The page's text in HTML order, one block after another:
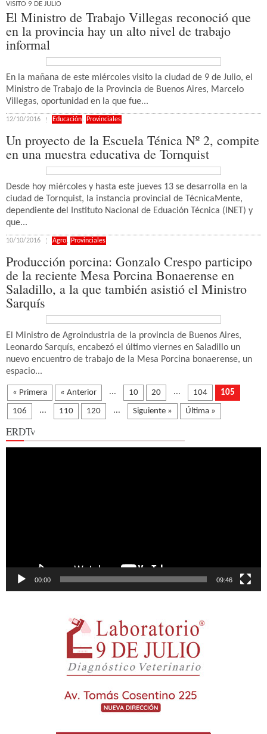
VISITO 9 DE JULIO
El Ministro de Trabajo Villegas reconoció que
en la provincia hay un alto nivel de trabajo
informal
En la mañana de este miércoles visito la ciudad de 9 de Julio, el
Ministro de Trabajo de la Provincia de Buenos Aires, Marcelo
Villegas, oportunidad en la que fue...
12/10/2016 Educación, Provinciales
Un proyecto de la Escuela Ténica Nº 2, compite
en una muestra educativa de Tornquist
Desde hoy miércoles y hasta este jueves 13 se desarrolla en la
ciudad de Tornquist, la instancia provincial de TécnicaMente,
dependiente del Instituto Nacional de Eduación Técnica (INET) y
que...
10/10/2016 Agro, Provinciales
Producción porcina: Gonzalo Crespo participo
de la reciente Mesa Porcina Bonaerense en
Saladillo, a la que también asistió el Ministro
Sarquís
El Ministro de Agroindustria de la provincia de Buenos Aires,
Leonardo Sarquís, encabezó el último viernes en Saladillo un
nuevo encuentro de trabajo de la Mesa Porcina bonaerense, un
espacio...
« Primera « Anterior ... 10 20 ... 104 105
106 ... 110 120 ... Siguiente » Última »
ERDTv
00:00 09:46